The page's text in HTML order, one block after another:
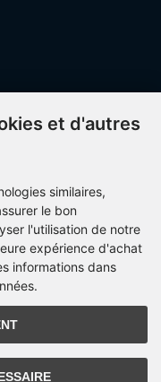
et d'autres
similaires,
le bon
l'utilisation de notre
expérience d'achat
informations dans